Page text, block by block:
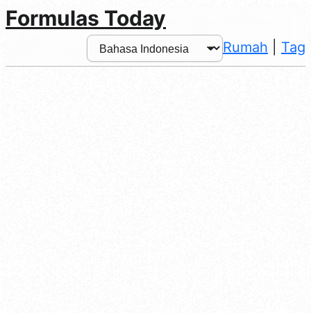
Formulas Today
Rumah Tag